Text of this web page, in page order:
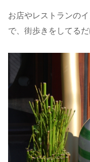
お店やレストランの
で、街歩きをしてる